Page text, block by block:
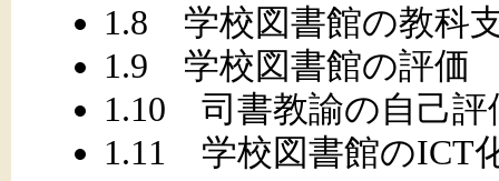
1.8 学校図書館の教科
1.9 学校図書館の評価
1.10 司書教諭の自己評
1.11 学校図書館のICT